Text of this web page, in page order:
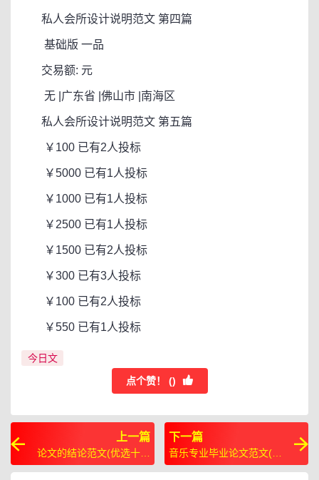
私人会所设计说明范文 第四篇
基础版 一品
交易额: 元
无 |广东省 |佛山市 |南海区
私人会所设计说明范文 第五篇
￥100 已有2人投标
￥5000 已有1人投标
￥1000 已有1人投标
￥2500 已有1人投标
￥1500 已有2人投标
￥300 已有3人投标
￥100 已有2人投标
￥550 已有1人投标
今日文
点个赞！ ()
上一篇
论文的结论范文(优选十二
篇)
下一篇
音乐专业毕业论文范文(通
用十八篇)